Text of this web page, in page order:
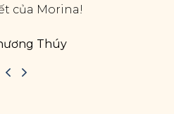
của Morina!
Thúy